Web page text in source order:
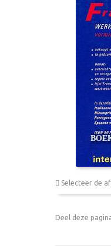
Selecteer de
Deel deze